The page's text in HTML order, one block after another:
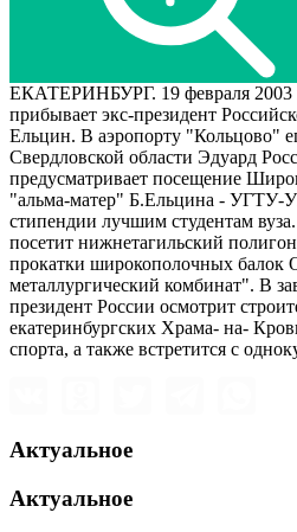
ЕКАТЕРИНБУРГ. 19 февраля 2003
прибывает экс-президент
Ельцин. В аэропорту "Кольцово"
Свердловской области Эдуард
предусматривает посещение
"альма-матер" Б.Ельцина - УГТУ-
стипендии лучшим студентам
посетит нижнетагильский
прокатки широкополочных
металлургический комбинат". В
президент России осмотрит
екатеринбургских Храма- на-
спорта, а также встретится с
Актуальное
Актуальное